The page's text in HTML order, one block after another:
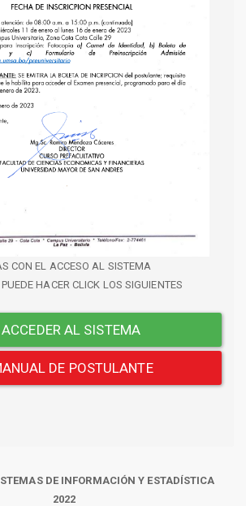
CON EL ACCESO AL SISTEMA
HACER CLICK LOS SIGUIENTES
AL SISTEMA
DE POSTULANTE
DE INFORMACIÓN Y ESTADÍSTICA
2022